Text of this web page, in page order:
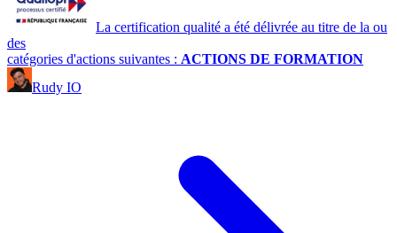
La certification qualité a été délivrée au titre de la ou
des
catégories d'actions suivantes : ACTIONS DE FORMATION
Rudy IO